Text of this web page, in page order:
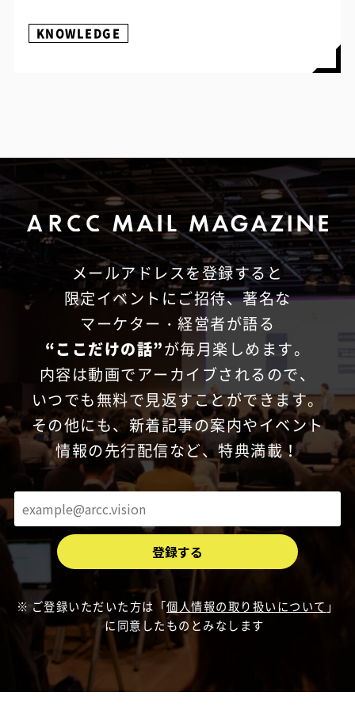
KNOWLEDGE
メールアドレスを登録すると
限定イベントにご招待、著名な
マーケター・経営者が語る
“ここだけの話”が毎月楽しめます。
内容は動画でアーカイブされるので、
いつでも無料で見返すことができます。
その他にも、新着記事の案内やイベント
情報の先行配信など、特典満載！
ご登録いただいた方は「個人情報の取り扱いについて 」
に同意したものとみなします